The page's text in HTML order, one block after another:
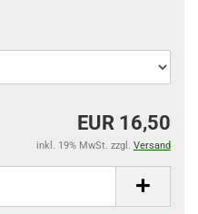
EUR 16,50
inkl. 19% MwSt. zzgl. Versand